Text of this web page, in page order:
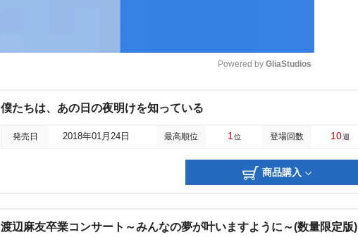
e
Powered by GliaStudios
僕たちは、あの日の夜明けを知っている
発売日 2018年01月24日 最高順位 1 位 登場回数 10週
商品購入
渡辺麻友卒業コンサート～みんなの夢が叶いますように～(数量限定版)